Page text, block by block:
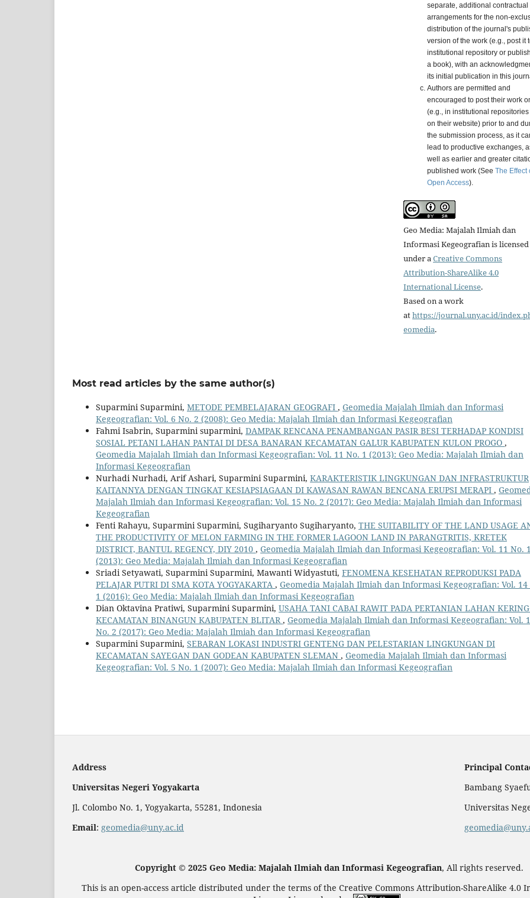
separate, additional contractual
arrangements for the non-
distribution of the journal's
version of the work (e.g., post it
institutional repository or
a book), with an
its initial publication in this
Authors are permitted and
encouraged to post their work
(e.g., in institutional repositories
on their website) prior to and
the submission process, as it
lead to productive exchanges,
well as earlier and greater
published work (See The Effect
Open Access).
Geo Media: Majalah Ilmiah dan
Informasi Kegeografian is licensed
under aCreative Commons
Attribution-ShareAlike 4.0
International License.
Based on a work
athttps://journal.uny.ac.id/
eomedia.
Most read articles by the same author(s)
Suparmini Suparmini, METODE PEMBELAJARAN GEOGRAFI , Geomedia Majalah Ilmiah dan Informasi
Kegeografian: Vol. 6 No. 2 (2008): Geo Media: Majalah Ilmiah dan Informasi Kegeografian
Fahmi Isabrin, Suparmini suparmini, DAMPAK RENCANA PENAMBANGAN PASIR BESI TERHADAP KONDISI
SOSIAL PETANI LAHAN PANTAI DI DESA BANARAN KECAMATAN GALUR KABUPATEN KULON PROGO ,
Geomedia Majalah Ilmiah dan Informasi Kegeografian: Vol. 11 No. 1 (2013): Geo Media: Majalah Ilmiah dan
Informasi Kegeografian
Nurhadi Nurhadi, Arif Ashari, Suparmini Suparmini, KARAKTERISTIK LINGKUNGAN DAN INFRASTRUKTUR
KAITANNYA DENGAN TINGKAT KESIAPSIAGAAN DI KAWASAN RAWAN BENCANA ERUPSI MERAPI ,
Majalah Ilmiah dan Informasi Kegeografian: Vol. 15 No. 2 (2017): Geo Media: Majalah Ilmiah dan Informasi
Kegeografian
Fenti Rahayu, Suparmini Suparmini, Sugiharyanto Sugiharyanto, THE SUITABILITY OF THE LAND USAGE
THE PRODUCTIVITY OF MELON FARMING IN THE FORMER LAGOON LAND IN PARANGTRITIS, KRETEK
DISTRICT, BANTUL REGENCY, DIY 2010 , Geomedia Majalah Ilmiah dan Informasi Kegeografian: Vol. 11 No. 1
(2013): Geo Media: Majalah Ilmiah dan Informasi Kegeografian
Sriadi Setyawati, Suparmini Suparmini, Mawanti Widyastuti, FENOMENA KESEHATAN REPRODUKSI PADA
PELAJAR PUTRI DI SMA KOTA YOGYAKARTA , Geomedia Majalah Ilmiah dan Informasi Kegeografian: Vol. 14
1 (2016): Geo Media: Majalah Ilmiah dan Informasi Kegeografian
Dian Oktavina Pratiwi, Suparmini Suparmini, USAHA TANI CABAI RAWIT PADA PERTANIAN LAHAN
KECAMATAN BINANGUN KABUPATEN BLITAR, Geomedia Majalah Ilmiah dan Informasi Kegeografian: Vol.
No. 2 (2017): Geo Media: Majalah Ilmiah dan Informasi Kegeografian
Suparmini Suparmini, SEBARAN LOKASI INDUSTRI GENTENG DAN PELESTARIAN LINGKUNGAN DI
KECAMATAN SAYEGAN DAN GODEAN KABUPATEN SLEMAN , Geomedia Majalah Ilmiah dan Informasi
Kegeografian: Vol. 5 No. 1 (2007): Geo Media: Majalah Ilmiah dan Informasi Kegeografian
Address
Universitas Negeri Yogyakarta
Jl. Colombo No. 1, Yogyakarta, 55281, Indonesia
Email: geomedia@uny.ac.id
Principal
Bambang
Universitas
Copyright © 2025 Geo Media: Majalah Ilmiah dan Informasi Kegeografian, All rights reserved.
This is an open-access article distributed under the terms of the Creative Commons Attribution-ShareAlike 4.0